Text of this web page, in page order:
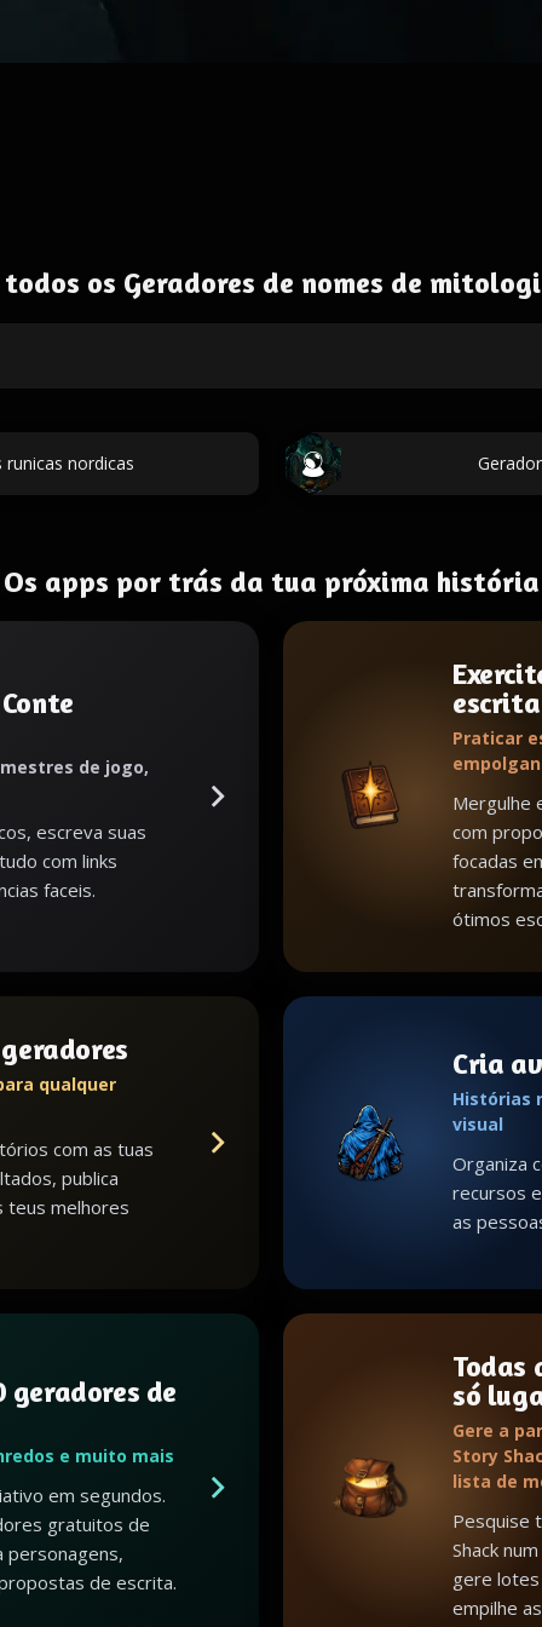
todos os Geradores de nomes de
runicas nordicas
Os apps por trás da tua próxima história
de jogo,
escreva suas
com links
faceis.
escrita
Praticar
Mergulhe
com
focadas
ótimos
qualquer
com as tuas
publica
teus melhores
Cria
Histórias
visual
Organiza
recursos
as
geradores de
e muito mais
em segundos.
gratuitos de
personagens,
de escrita.
Todas
só
Gere a
Story
lista de
Pesquise
Shack
gere
empilhe